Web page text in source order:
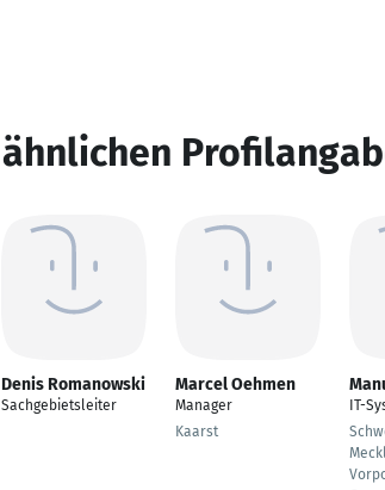
Denis Romanowski
Sachgebietsleiter
Marcel Oehmen
Manager
Kaarst
IT-